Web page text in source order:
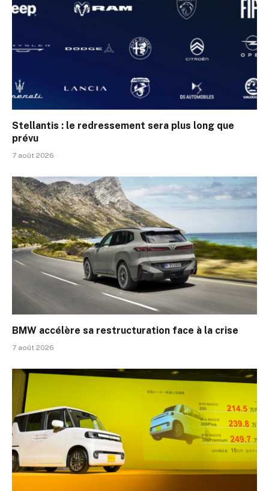
Stellantis : le redressement sera plus long que
prévu
7 août 2026
BMW accélère sa restructuration face à la crise
7 août 2026